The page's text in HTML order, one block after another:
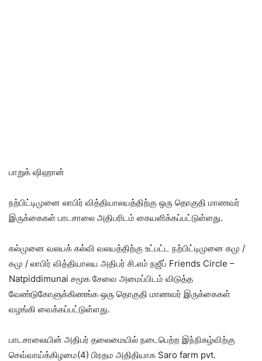
பாறுக் ஷிஹான்
நற்பிட்டிமுனை லாபிர் வித்தியாலயத்திற்கு ஒரு தொகுதி மாணவர்
இருக்கைகள் பாடசாலை அதிபரிடம் கையளிக்கப்பட்டுள்ளது.
கல்முனை வலயக் கல்வி வலயத்திற்கு உட்பட்ட நற்பிட்டிமுனை கமு /
கமு / லாபிர் வித்தியாலய அதிபர் சி.எம் நஜீப் Friends Circle –
Natpiddimunai சமூக சேவை அமைப்பிடம் விடுத்த
வேண்டுகோளுக்கிணங்க ஒரு தொகுதி மாணவர் இருக்கைகள்
வழங்கி வைக்கப்பட்டுள்ளது.
பாடசாலையின் அதிபர் தலைமையில் நடைபெற்ற இந்நிகழ்விற்கு
செவ்வாய்க்கிழமை(4) பிரதம அதிதியாக Saro farm pvt.